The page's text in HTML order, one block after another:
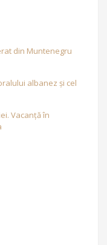
din Muntenegru
albanez și cel
Vacanță în